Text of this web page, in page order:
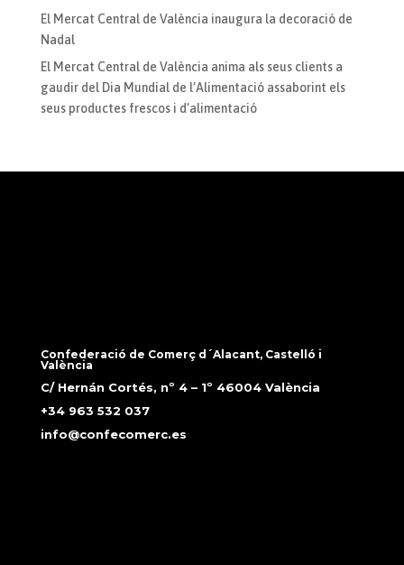
El Mercat Central de València inaugura la decoració de
Nadal
El Mercat Central de València anima als seus clients a
gaudir del Dia Mundial de l’Alimentació assaborint els
seus productes frescos i d’alimentació
Confederació de Comerç d´Alacant, Castelló i
València
C/ Hernán Cortés, nº 4 – 1º 46004 València
+34 963 532 037
info@confecomerc.es